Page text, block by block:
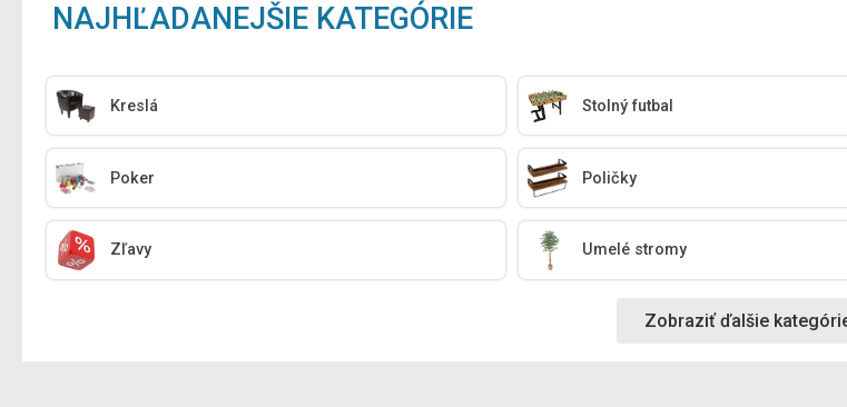
NAJHĽADANEJŠIE KATEGÓRIE
Kreslá Stolný futbal
Poker Poličky
Zľavy Umelé stromy
Zobraziť ďalšie